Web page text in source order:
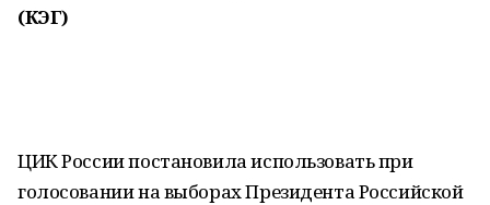
(КЭГ)
ЦИК России постановила использовать при
голосовании на выборах Президента Российской